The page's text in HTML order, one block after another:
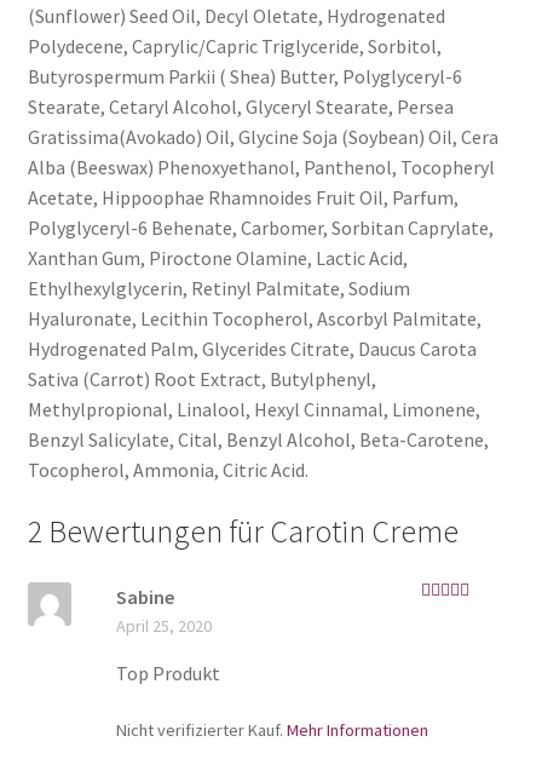
(Sunflower) Seed Oil, Decyl Oletate, Hydrogenated
Polydecene, Caprylic/Capric Triglyceride, Sorbitol,
Butyrospermum Parkii ( Shea) Butter, Polyglyceryl-6
Stearate, Cetaryl Alcohol, Glyceryl Stearate, Persea
Gratissima(Avokado) Oil, Glycine Soja (Soybean) Oil, Cera
Alba (Beeswax) Phenoxyethanol, Panthenol, Tocopheryl
Acetate, Hippoophae Rhamnoides Fruit Oil, Parfum,
Polyglyceryl-6 Behenate, Carbomer, Sorbitan Caprylate,
Xanthan Gum, Piroctone Olamine, Lactic Acid,
Ethylhexylglycerin, Retinyl Palmitate, Sodium
Hyaluronate, Lecithin Tocopherol, Ascorbyl Palmitate,
Hydrogenated Palm, Glycerides Citrate, Daucus Carota
Sativa (Carrot) Root Extract, Butylphenyl,
Methylpropional, Linalool, Hexyl Cinnamal, Limonene,
Benzyl Salicylate, Cital, Benzyl Alcohol, Beta-Carotene,
Tocopherol, Ammonia, Citric Acid.
2 Bewertungen fürCarotin Creme
Sabine
April 25, 2020
Top Produkt
Nicht verifizierter Kauf. Mehr Informationen